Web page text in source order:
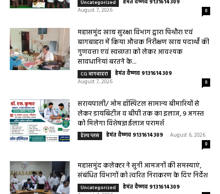
महासमुंद राष्ट्रीय तंबाकू नियंत्रण कार्यक्रम के तहत
जागरूकता कार्यशाला आयोजित विद्यार्थियों को
Uncategorized हेमंत वैष्णव 9131614309
August 7, 2026
0
महासमुंद खाद्य सुरक्षा विभाग द्वारा पिथौरा एवं
बागबाहरा में किया औचक निरीक्षण खाद्य पदार्थों की
गुणवत्ता एवं स्वच्छता को लेकर आवश्यक
CG बागबाहरा हेमंत वैष्णव 9131614309 -
August 7, 2026
सरायपाली/ ओम हॉस्पिटल सामान्य बीमारियों से
लेकर डायबिटीज व बीपी तक का इलाज, 9 अगस्त
हेल्थ प्लस हेमंत वैष्णव 9131614309 August 6, 2026
0